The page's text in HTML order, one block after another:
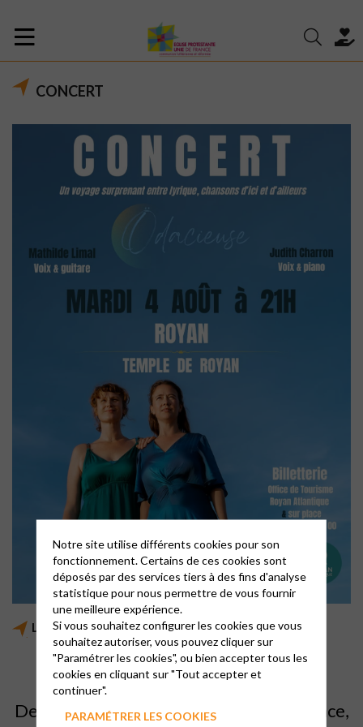
CONCERT
Les Ödacieuses
MARDI 4 AOUT à 21 h
De l’audace en musique, une ode à la grâce,
Notre site utilise différents cookies pour son
fonctionnement. Certains de ces cookies sont
déposés par des services tiers à des fins d'analyse
statistique pour nous permettre de vous fournir
une meilleure expérience.
Si vous souhaitez configurer les cookies que vous
souhaitez autoriser, vous pouvez cliquer sur
"Paramétrer les cookies", ou bien accepter tous les
cookies en cliquant sur "Tout accepter et
continuer".
PARAMÉTRER LES COOKIES